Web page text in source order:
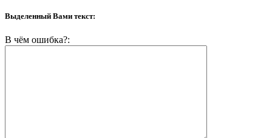
Выделенный Вами текст:
В чём ошибка?: